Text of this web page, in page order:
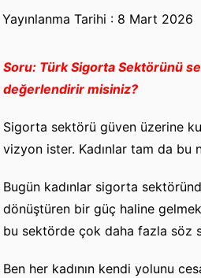
Yayınlanma Tarihi : 8 Mart 2026
Soru: Türk Sigorta Sektörünü
değerlendirir misiniz?
Sigorta sektörü güven üzerine
vizyon ister. Kadınlar tam da bu
Bugün kadınlar sigorta
dönüştüren bir güç haline
bu sektörde çok daha fazla söz
Ben her kadının kendi yolunu